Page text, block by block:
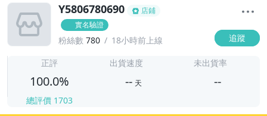
Y5806780690
店鋪
實名驗證
粉絲數 780 18小時前上線 追蹤
正評
100.0%
總評價 1703
出貨速度
-- 天
未出貨率
--